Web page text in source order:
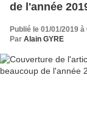
de l'année
Publié le 01/01/2019 à
Par Alain GYRE